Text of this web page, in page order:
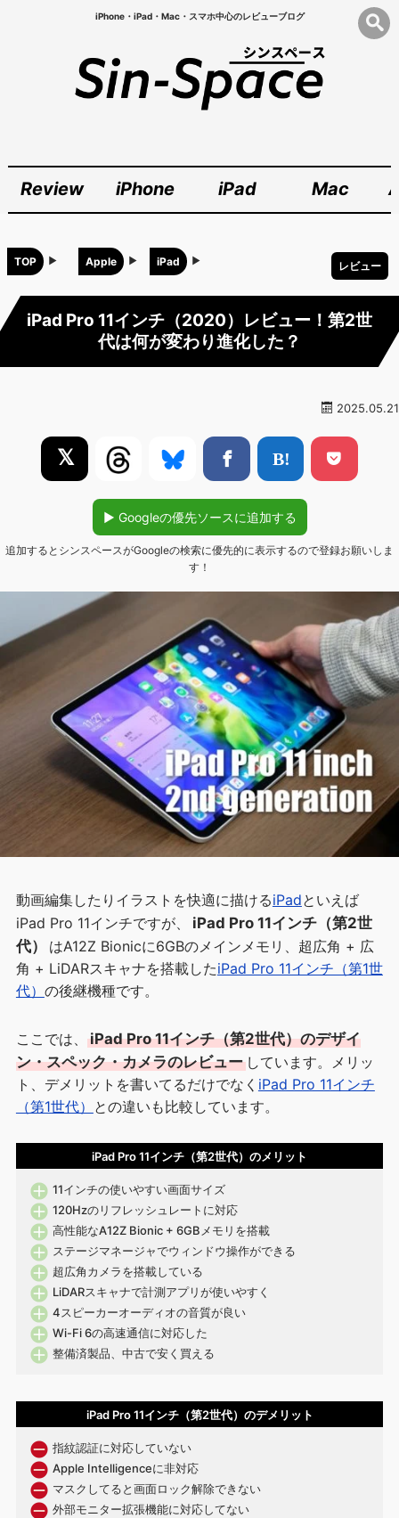
iPhone・iPad・Mac・スマホ中心のレビューブログ
Review iPhone iPad Mac
TOP Apple iPad レビュー
iPad Pro 11インチ（2020）レビュー！第2世
代は何が変わり進化した？
2025.05.21
𝕏
▶︎ Googleの優先ソースに追加する
追加するとシンスペースがGoogleの検索に優先的に表示するので登録お願いしま
す！
動画編集したりイラストを快適に描けるiPadといえば
iPad Pro 11インチですが、
iPad Pro 11インチ（第2世
代）
はA12Z Bionicに6GBのメインメモリ、超広角 + 広
角 + LiDARスキャナを搭載したiPad Pro 11インチ（第1世
代） の後継機種です。
ここでは、
iPad Pro 11インチ（第2世代）のデザイ
ン・スペック・カメラのレビューしています。メリッ
ト、デメリットを書いてるだけでなく iPad Pro 11インチ
（第1世代） との違いも比較しています。
iPad Pro 11インチ（第2世代）のメリット
11インチの使いやすい画面サイズ
120Hzのリフレッシュレートに対応
高性能なA12Z Bionic + 6GBメモリを搭載
ステージマネージャでウィンドウ操作ができる
超広角カメラを搭載している
LiDARスキャナで計測アプリが使いやすく
4スピーカーオーディオの音質が良い
Wi-Fi 6の高速通信に対応した
整備済製品、中古で安く買える
iPad Pro 11インチ（第2世代）のデメリット
指紋認証に対応していない
Apple Intelligenceに非対応
マスクしてると画面ロック解除できない
外部モニター拡張機能に対応してない